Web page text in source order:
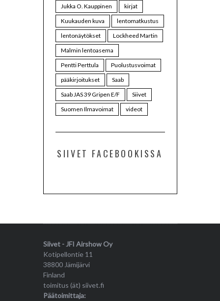
Jukka O. Kauppinen
kirjat
Kuukauden kuva
lentomatkustus
lentonäytökset
Lockheed Martin
Malmin lentoasema
Pentti Perttula
Puolustusvoimat
pääkirjoitukset
Saab
Saab JAS 39 Gripen E/F
Siivet
Suomen Ilmavoimat
videot
SIIVET FACEBOOKISSA
Siivet - JFI Airshow Oy
Kotipellontie 11
38800 Jämijärvi
Finland
toimitus (ät) siivet.fi
Päätoimittaja: